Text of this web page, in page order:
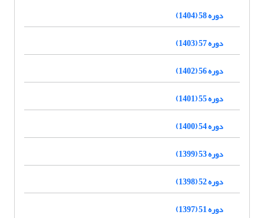
دوره 58 (1404)
دوره 57 (1403)
دوره 56 (1402)
دوره 55 (1401)
دوره 54 (1400)
دوره 53 (1399)
دوره 52 (1398)
دوره 51 (1397)